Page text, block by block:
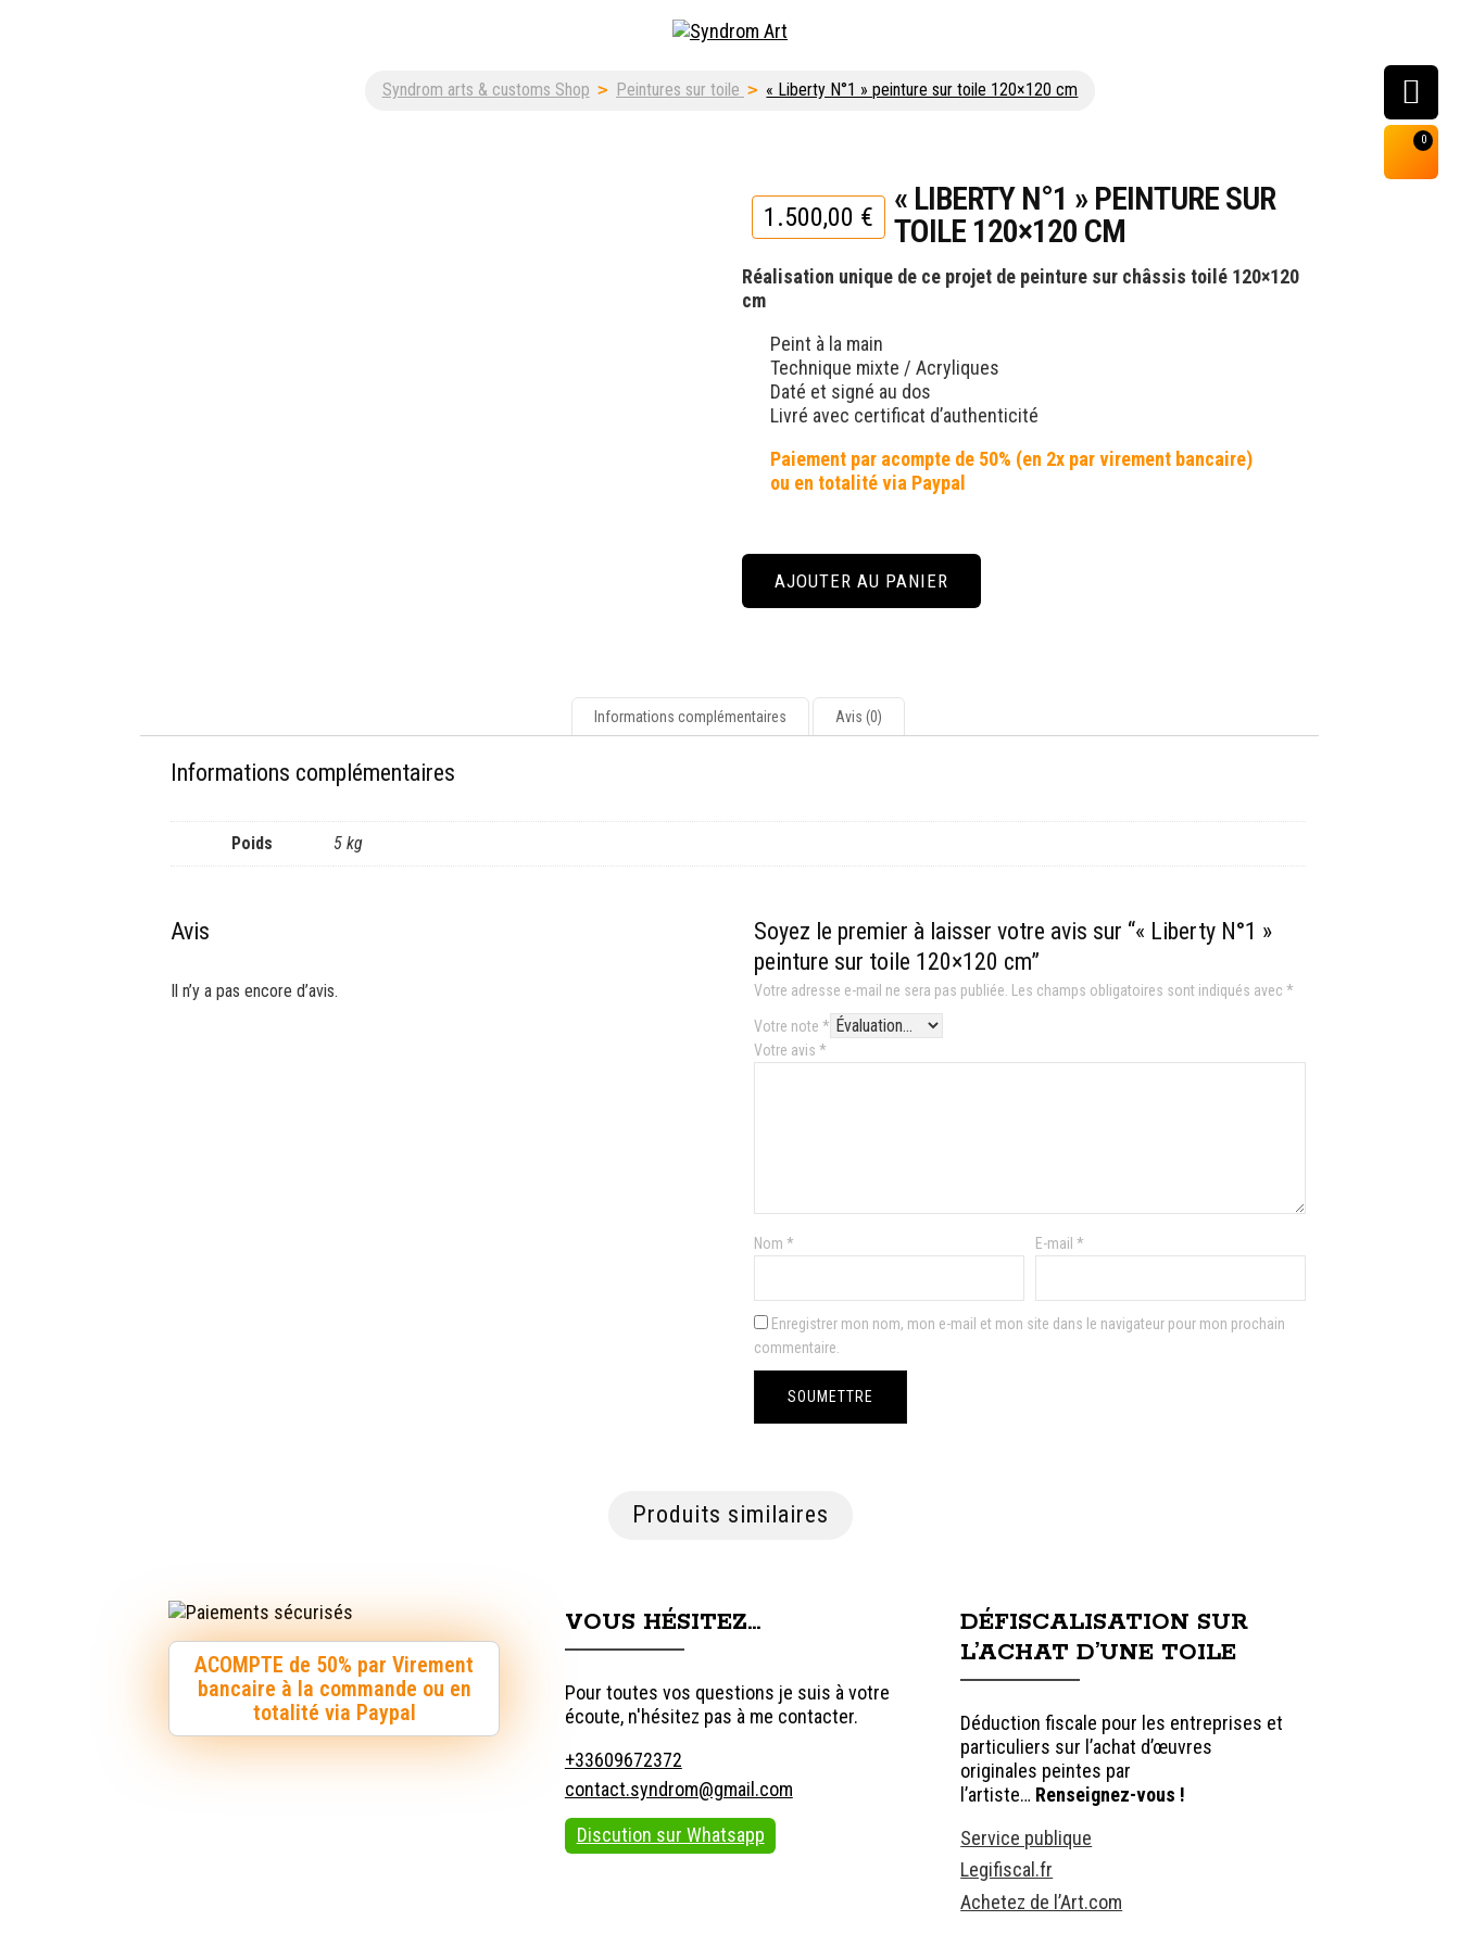
0
Customisation, graffiti & street art shop
Syndrom arts & customs Shop > Peintures sur toile > « Liberty N°1 » peinture sur toile 120×120 cm
« LIBERTY N°1 » PEINTURE SUR
TOILE 120×120 CM
1.500,00 €
Réalisation unique de ce projet de peinture sur châssis toilé 120×120
cm
Peint à la main
Technique mixte / Acryliques
Daté et signé au dos
Livré avec certificat d’authenticité
de
"Liberty
N°1"
120x120
cm
AJOUTER AU PANIER
Informations complémentaires Avis (0)
Informations complémentaires
Poids 5 kg
Avis
Il n’y a pas encore d’avis.
Soyez le premier à laisser votre avis sur “« Liberty N°1 »
peinture sur toile 120×120 cm”
Votre adresse e-mail ne sera pas publiée. Les champs obligatoires sont indiqués avec*
Votre note*
Votre avis*
Nom* E-mail*
Enregistrer mon nom, mon e-mail et mon site dans le navigateur pour mon prochain
commentaire.
Produits similaires
ACOMPTE de 50% par Virement
bancaire à la commande ou en
totalité via Paypal
VOUS HÉSITEZ…
Pour toutes vos questions je suis à votre
écoute, n'hésitez pas à me contacter.
+33609672372
contact.syndrom@gmail.com
Discution sur Whatsapp
DÉFISCALISATION SUR
L’ACHAT D’UNE TOILE
Déduction fiscale pour les entreprises et
particuliers sur l’achat d’œuvres
originales peintes par
l’artiste… Renseignez-vous !
Service publique
Legifiscal.fr
Achetez de l’Art.com